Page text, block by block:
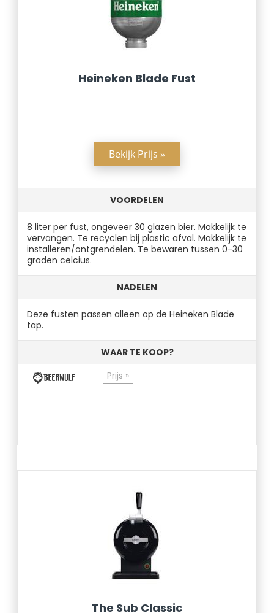
Heineken Blade Fust
Bekijk Prijs »
VOORDELEN
8 liter per fust, ongeveer 30 glazen bier. Makkelijk te
vervangen. Te recyclen bij plastic afval. Makkelijk te
installeren/ontgrendelen. Te bewaren tussen 0-30
graden celcius.
NADELEN
Deze fusten passen alleen op de Heineken Blade
tap.
WAAR TE KOOP?
Prijs »
The Sub Classic